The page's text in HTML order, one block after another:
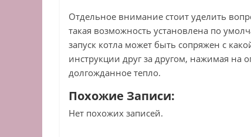
Отдельное внимание стоит уделить
такая возможность установлена по
запуск котла может быть сопряжен с
инструкции друг за другом, нажимая на
долгожданное тепло.
Похожие Записи:
Нет похожих записей.